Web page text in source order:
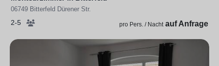
06749 Bitterfeld Dürener Str.
2-5 pro Pers. / Nacht auf Anfrage